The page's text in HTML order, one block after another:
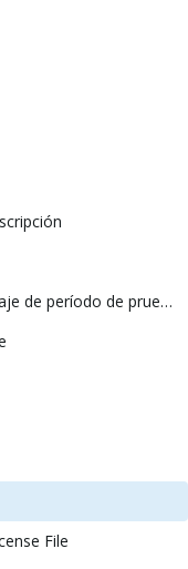
Solución de problemas para el mensaje de período de prueba una vez adquirido SketchUp
File